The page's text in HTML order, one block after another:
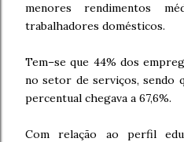
menores rendimentos
trabalhadores domésticos.
Tem–se que 44% dos
no setor de serviços, sendo
percentual chegava a 67,6%.
Com relação ao perfil